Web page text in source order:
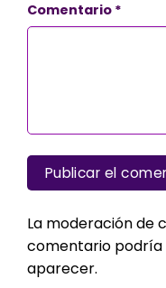
Comentario *
La moderación de
comentario
aparecer.